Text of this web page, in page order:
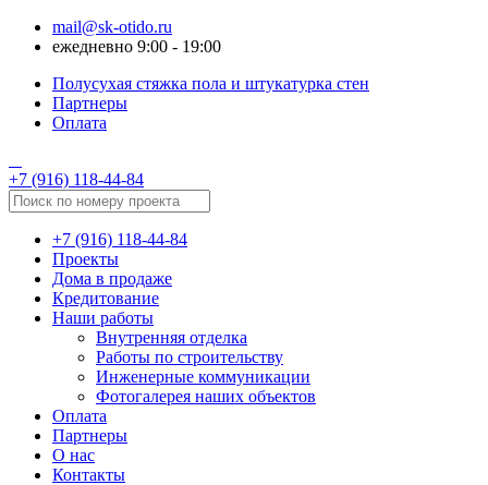
mail@sk-otido.ru
ежедневно 9:00 - 19:00
Полусухая стяжка пола и штукатурка стен
Партнеры
Оплата
+7 (916) 118-44-84
+7 (916) 118-44-84
Проекты
Дома в продаже
Кредитование
Наши работы
Внутренняя отделка
Работы по строительству
Инженерные коммуникации
Фотогалерея наших объектов
Оплата
Партнеры
О нас
Контакты